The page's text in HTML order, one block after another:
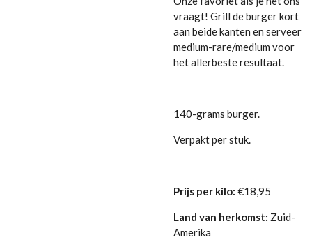
vraagt! Grill de burger kort
aan beide kanten en serveer
medium-rare/medium voor
het allerbeste resultaat.
140-grams burger.
Verpakt per stuk.
Prijs per kilo: €18,95
Land van herkomst: Zuid-
Amerika